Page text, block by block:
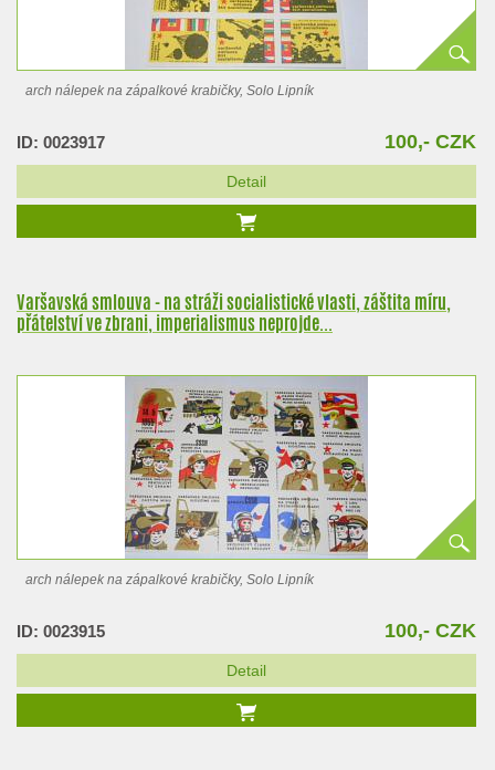
arch nálepek na zápalkové krabičky, Solo Lipník
ID: 0023917 100,- CZK
Detail
Varšavská smlouva - na stráži socialistické vlasti, záštita míru,
přátelství ve zbrani, imperialismus neprojde...
arch nálepek na zápalkové krabičky, Solo Lipník
ID: 0023915 100,- CZK
Detail